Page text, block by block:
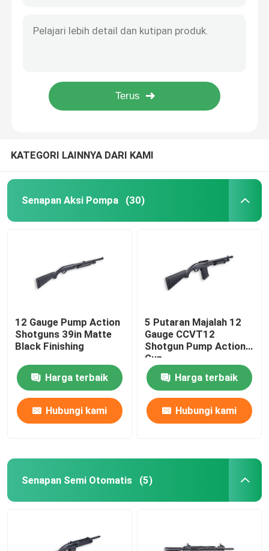
Senapan Pertahanan Rumah
Senapan Aksi Baut
Senapan Tembakan Tunggal
Bagian Senjata Tembakan
Aksesoris Senjata
Optik Senjata
KATEGORI LAINNYA DARI KAMI
Senapan Aksi Pompa (30)
12 Gauge Pump Action
Shotguns 39in Matte
Black Finishing
Harga terbaik
Hubungi kami
5 Putaran Majalah 12
Gauge CCVT12
Shotgun Pump Action
Gun
Harga terbaik
Hubungi kami
Senapan Semi Otomatis (5)